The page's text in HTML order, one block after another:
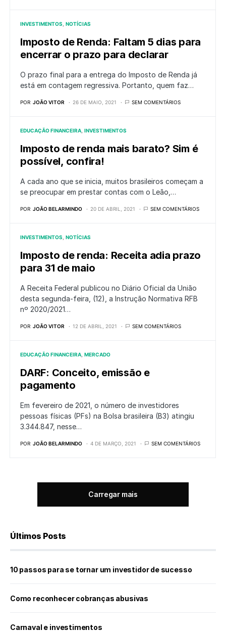
INVESTIMENTOS NOTÍCIAS
Imposto de Renda: Faltam 5 dias para
encerrar o prazo para declarar
O prazo final para a entrega do Imposto de Renda já
está em contagem regressiva. Portanto, quem faz…
POR JOÃO VITOR 26 DE MAIO, 2021 SEM COMENTÁRIOS
EDUCAÇÃO FINANCEIRA INVESTIMENTOS
Imposto de renda mais barato? Sim é
possível, confira!
A cada ano que se inicia, muitos brasileiros começam a
se preocupar em prestar contas com o Leão,…
POR JOÃO BELARMINDO 20 DE ABRIL, 2021 SEM COMENTÁRIOS
INVESTIMENTOS NOTÍCIAS
Imposto de renda: Receita adia prazo
para 31 de maio
A Receita Federal publicou no Diário Oficial da União
desta segunda-feira, (12), a Instrução Normativa RFB
nº 2020/2021…
POR JOÃO VITOR 12 DE ABRIL, 2021 SEM COMENTÁRIOS
EDUCAÇÃO FINANCEIRA MERCADO
DARF: Conceito, emissão e
pagamento
Em fevereiro de 2021, o número de investidores
pessoas físicas (PFs) na Bolsa brasileira (B3) atingiu
3.344.847, nesse…
POR JOÃO BELARMINDO 4 DE MARÇO, 2021 SEM COMENTÁRIOS
Carregar mais
Últimos Posts
10 passos para se tornar um investidor de sucesso
Como reconhecer cobranças abusivas
Carnaval e investimentos